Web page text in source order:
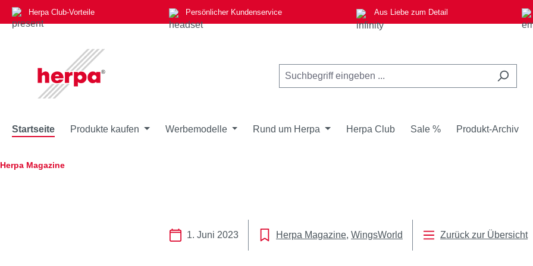
Hauptinhalt springen
Zur Suche springen
Zur Hauptnavigation springen
Herpa Club-Vorteile Persönlicher Kundenservice Aus Liebe zum Detail
Startseite Produkte kaufen Werbemodelle Rund um Herpa Herpa Club Sale % Produkt-Archiv
Herpa Magazine
1. Juni 2023 Herpa Magazine WingsWorld Zurück zur Übersicht